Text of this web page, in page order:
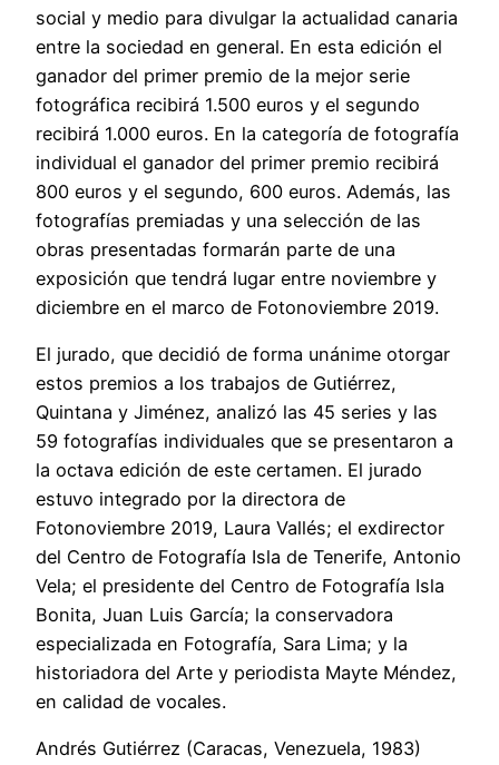
social y medio para divulgar la actualidad canaria
entre la sociedad en general. En esta edición el
ganador del primer premio de la mejor serie
fotográfica recibirá 1.500 euros y el segundo
recibirá 1.000 euros. En la categoría de fotografía
individual el ganador del primer premio recibirá
800 euros y el segundo, 600 euros. Además, las
fotografías premiadas y una selección de las
obras presentadas formarán parte de una
exposición que tendrá lugar entre noviembre y
diciembre en el marco de Fotonoviembre 2019.
El jurado, que decidió de forma unánime otorgar
estos premios a los trabajos de Gutiérrez,
Quintana y Jiménez, analizó las 45 series y las
59 fotografías individuales que se presentaron a
la octava edición de este certamen. El jurado
estuvo integrado por la directora de
Fotonoviembre 2019, Laura Vallés; el exdirector
del Centro de Fotografía Isla de Tenerife, Antonio
Vela; el presidente del Centro de Fotografía Isla
Bonita, Juan Luis García; la conservadora
especializada en Fotografía, Sara Lima; y la
historiadora del Arte y periodista Mayte Méndez,
en calidad de vocales.
Andrés Gutiérrez (Caracas, Venezuela, 1983)